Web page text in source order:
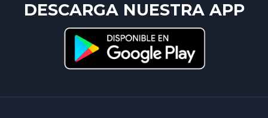
DESCARGA NUESTRA APP